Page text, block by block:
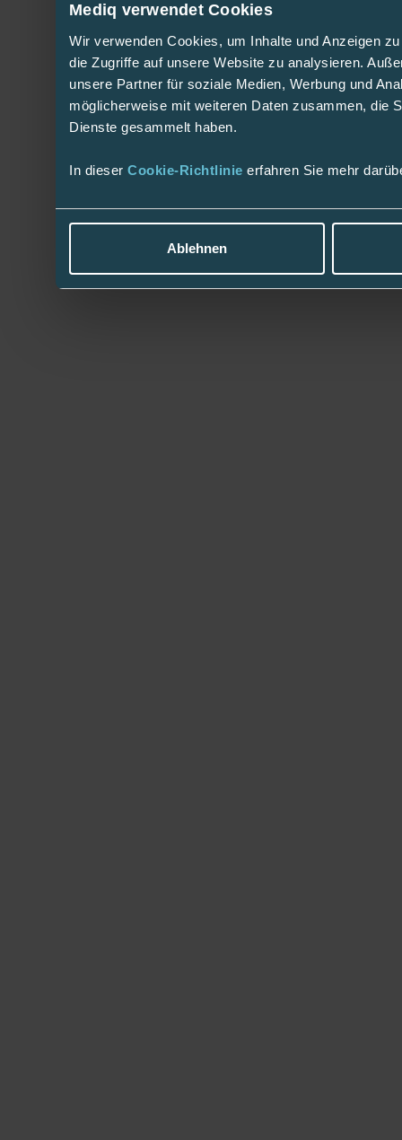
Mediq verwendet Cookies
Wir verwenden Cookies, um Inhalte und Anzeigen
die Zugriffe auf unsere Website zu analysieren.
unsere Partner für soziale Medien, Werbung und
möglicherweise mit weiteren Daten zusammen, die
Dienste gesammelt haben.
In dieser Cookie-Richtlinie erfahren Sie mehr
Ablehnen